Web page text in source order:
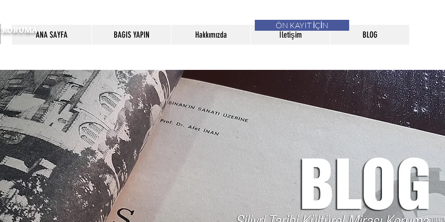
KORUMA
ÖN KAYIT İÇİN
ANA SAYFA BAGIS YAPIN Hakkımızda İletişim BLOG